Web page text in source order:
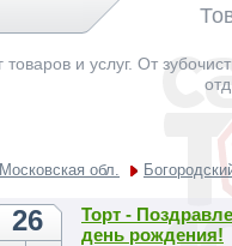
товаров и услуг. От
Московская обл.
26
Торт -
день рождения!